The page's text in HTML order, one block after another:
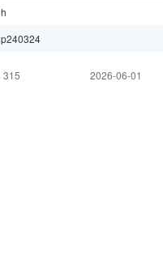
h
p240324
315 2026-06-01